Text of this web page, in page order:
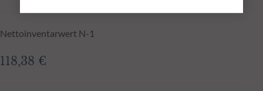
Nettoinventarwert N-1
118,38 €